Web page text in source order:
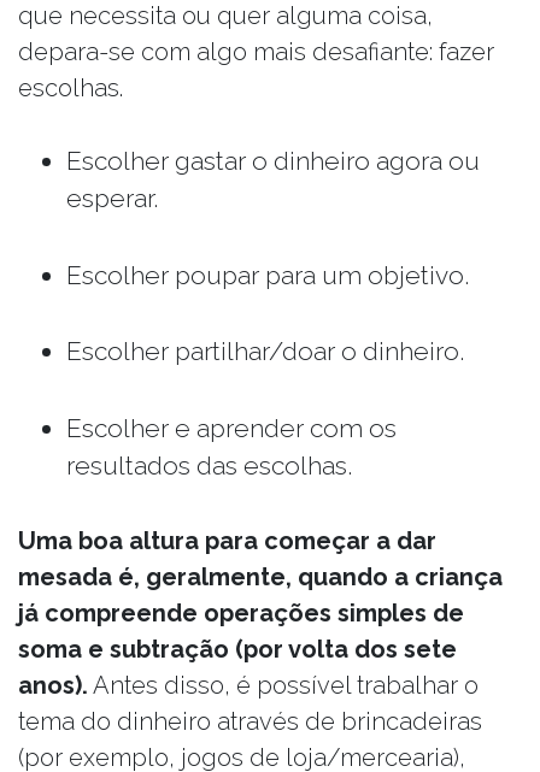
que necessita ou quer alguma coisa,
depara-se com algo mais desafiante: fazer
escolhas.
Escolher gastar o dinheiro agora ou
esperar.
Escolher poupar para um objetivo.
Escolher partilhar/doar o dinheiro.
Escolher e aprender com os
resultados das escolhas.
Uma boa altura para começar a dar
mesada é, geralmente, quando a criança
já compreende operações simples de
soma e subtração (por volta dos sete
anos). Antes disso, é possível trabalhar o
tema do dinheiro através de brincadeiras
(por exemplo, jogos de loja/mercearia),